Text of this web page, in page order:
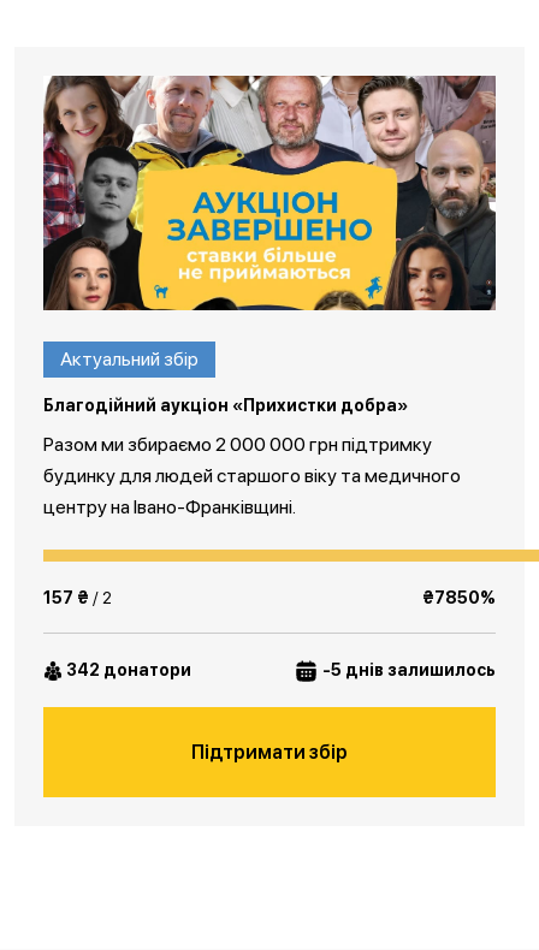
Актуальний збір
Благодійний аукціон «Прихистки добра»
Разом ми збираємо 2 000 000 грн підтримку
будинку для людей старшого віку та медичного
центру на Івано-Франківщині.
157 ₴ / 2 ₴7850%
342 донатори -5 днів залишилось
Підтримати збір